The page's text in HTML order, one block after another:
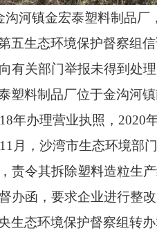
沟河镇金宏泰塑料制品
五生态环境保护督察组
有关部门举报未得到处
塑料制品厂位于金沟河
年办理营业执照，2020
月，沙湾市生态环境部
责令其拆除塑料造粒生
办函，要求企业进行整
生态环境保护督察组转